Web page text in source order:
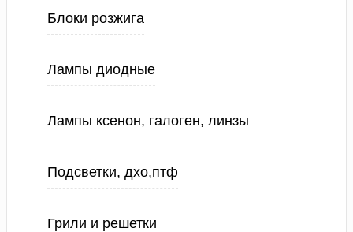
Блоки розжига
Лампы диодные
Лампы ксенон, галоген, линзы
Подсветки, дхо,птф
Грили и решетки